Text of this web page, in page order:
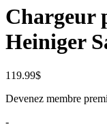
Chargeur
Heiniger
119.99$
Devenez membre
-